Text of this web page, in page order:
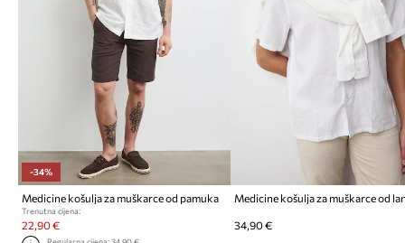
-34%
Medicine košulja za muškarce od pamuka
Trenutna cijena:
22,90 €
Medicine košulja za muškarce od
34,90 €